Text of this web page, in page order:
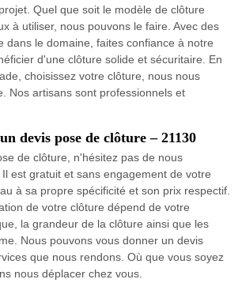
Quel que soit le modèle de clôture
à utiliser, nous pouvons le faire. Avec des
dans le domaine, faites confiance à notre
d'une clôture solide et sécuritaire. En
choisissez votre clôture, nous nous
Nos artisans sont professionnels et
devis pose de clôture – 21130
de clôture, n'hésitez pas de nous
est gratuit et sans engagement de votre
à sa propre spécificité et son prix respectif.
de votre clôture dépend de votre
la grandeur de la clôture ainsi que les
Nous pouvons vous donner un devis
que nous rendons. Où que vous soyez
nous déplacer chez vous.